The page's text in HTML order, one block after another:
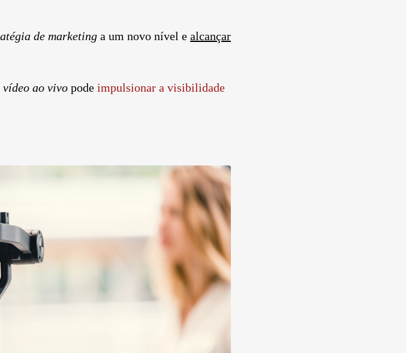
de marketing a um novo nível e alcançar
vídeo ao vivo pode impulsionar a visibilidade